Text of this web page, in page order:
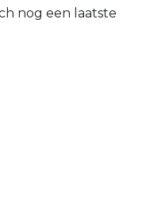
nog een laatste